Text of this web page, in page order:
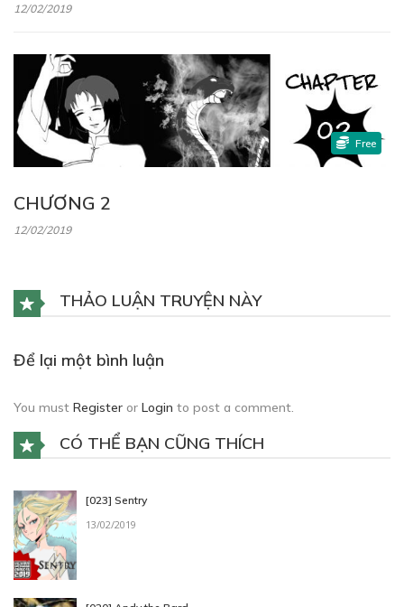
12/02/2019
CHƯƠNG 2
12/02/2019
Free
THẢO LUẬN TRUYỆN NÀY
Để lại một bình luận
You must Register or Login to post a comment.
CÓ THỂ BẠN CŨNG THÍCH
[023] Sentry
13/02/2019